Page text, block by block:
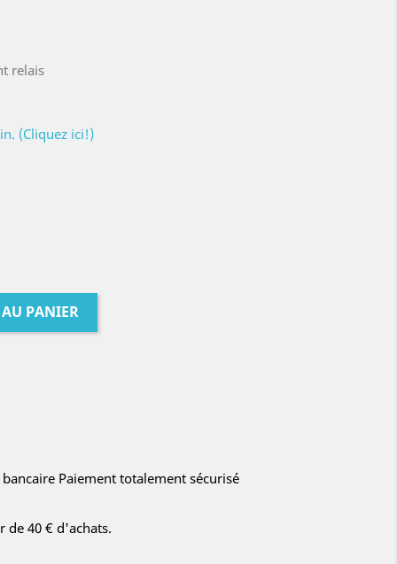
relais
(Cliquez ici!)
PANIER
Paiement totalement sécurisé
de 40 € d'achats.